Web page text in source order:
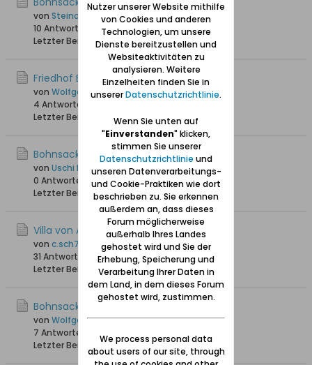
von Steinchen 4.3
10 Antworten
2.062 Hits0 Likes
Letzter Beitrag06.12.2025, 23:29
Friedhof Bohnsack
von Wolfgang
4 Antworten
Letzter Beitrag
01.09.2025, 11:12
Bohnsack - Geschichte der Insel
von Uschi Danziger
0 Antworten
4.571 Hits0 Likes
Letzter Beitrag04.08.2024, 19:34
Villa von Albert Forster
von c.sch74
31 Antworten
46.651 Hits0 Likes
Letzter Beitrag
28.06.2024, 19:17
Bohnsack
von Wolfgang
7 Antworten
Letzter Beitrag
09.06.2024, 09:51
Nutzer unserer Website mithilfe
von Cookies und anderen
Technologien, um unsere
Dienste bereitzustellen und
Websiteaktivitäten zu
analysieren. Weitere
Einzelheiten finden Sie in
unsererDatenschutzrichtlinie.
Wenn Sie unten auf
"Einverstanden" klicken,
stimmen Sie unserer
Datenschutzrichtlinie und
unseren Datenverarbeitungs-
und Cookie-Praktiken wie dort
beschrieben zu. Sie erkennen
außerdem an, dass dieses
Forum möglicherweise
außerhalb Ihres Landes
gehostet wird und Sie der
Erhebung, Speicherung und
Verarbeitung Ihrer Daten in
dem Land, in dem dieses Forum
gehostet wird, zustimmen.
We process personal data
about users of our site, through